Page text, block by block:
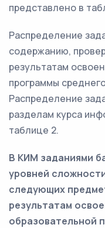
представлено в
Распределение
содержанию,
результатам
программы
Распределение
разделам курса
таблице 2.
В КИМ заданиями
уровней
следующих
результатам
образовательной